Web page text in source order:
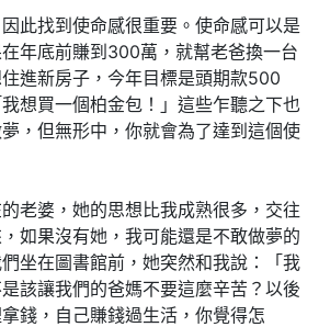
此找到使命感很重要。使命感可以是
年底前賺到300萬，就幫老爸換一台
進新房子，今年目標是頭期款500
想買一個柏金包！」這些乍聽之下也
，但無形中，你就會為了達到這個使
老婆，她的思想比我成熟很多，交往
如果沒有她，我可能還是不敢做夢的
坐在圖書館前，她突然和我說：「我
該讓我們的爸媽不要這麼辛苦？以後
錢，自己賺錢過生活，你覺得怎